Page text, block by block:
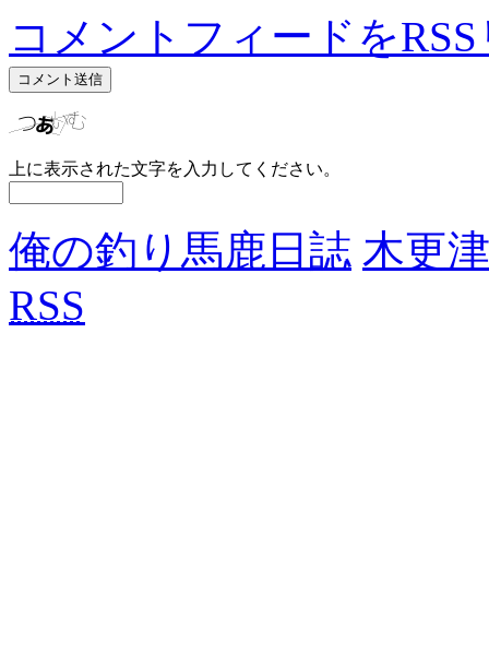
コメントフィードを
上に表示された文字を入力してください。
俺の釣り馬鹿日誌 木更
RSS